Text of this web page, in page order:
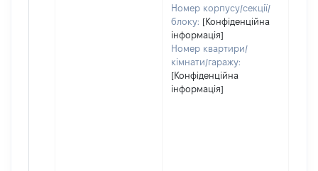
Номер корпусу/секції/
блоку: [Конфіденційна
інформація]
Номер квартири/
кімнати/гаражу:
[Конфіденційна
інформація]